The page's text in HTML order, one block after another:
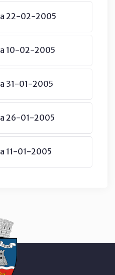
22-02-2005
10-02-2005
31-01-2005
26-01-2005
11-01-2005